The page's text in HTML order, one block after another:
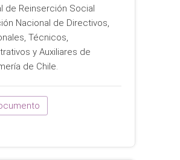
de Reinserción Social
Nacional de Directivos,
Técnicos,
y Auxiliares de
de Chile.